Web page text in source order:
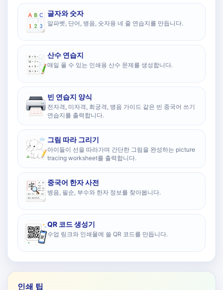
글자와 숫자
알파벳, 단어, 병음, 숫자용 네 줄 연습지를 만듭니다.
산수 연습지
매일 풀 수 있는 인쇄용 산수 문제를 생성합니다.
빈 연습지 양식
전자격, 미자격, 회궁격, 병음 가이드 같은 빈 중국어 쓰기
연습지를 출력합니다.
그림 따라 그리기
아이들이 선을 따라가며 간단한 그림을 완성하는 picture
tracing worksheet를 출력합니다.
중국어 한자 사전
병음, 필순, 부수와 한자 정보를 찾아봅니다.
QR 코드 생성기
수업 링크와 인쇄물에 쓸 QR 코드를 만듭니다.
인쇄 팁